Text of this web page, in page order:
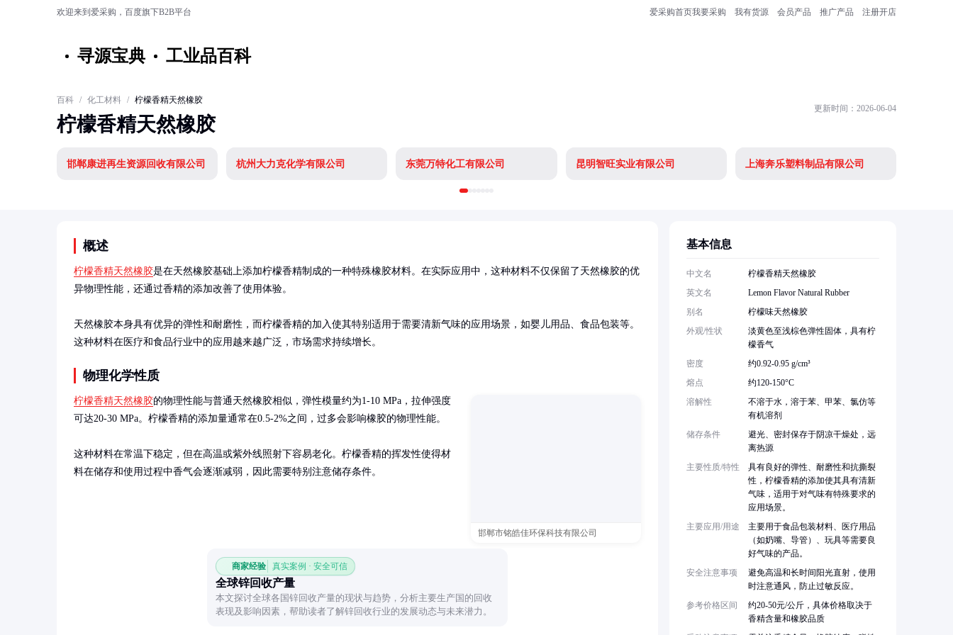
欢迎来到爱采购，百度旗下B2B平台 爱采购首页我要采购 我有货源 会员产品 推广产品 注册开店
寻源宝典 工业品百科
百科 / 化工材料 / 柠檬香精天然橡胶
柠檬香精天然橡胶
更新时间：2026-06-04
邯郸康进再生资源回收有限公司 杭州大力克化学有限公司 东莞万特化工有限公司 昆明智旺实业有限公司 上海奔乐塑料制品有限公司
概述
柠檬香精天然橡胶是在天然橡胶基础上添加柠檬香精制成的一种特殊橡胶材料。在实际应用中，这种材料不仅保留了天然橡胶的优
异物理性能，还通过香精的添加改善了使用体验。
天然橡胶本身具有优异的弹性和耐磨性，而柠檬香精的加入使其特别适用于需要清新气味的应用场景，如婴儿用品、食品包装等。
这种材料在医疗和食品行业中的应用越来越广泛，市场需求持续增长。
物理化学性质
邯郸市铭皓佳环保科技有限公司
柠檬香精天然橡胶的物理性能与普通天然橡胶相似，弹性模量约为1-10 MPa，拉伸强度
可达20-30 MPa。柠檬香精的添加量通常在0.5-2%之间，过多会影响橡胶的物理性能。
这种材料在常温下稳定，但在高温或紫外线照射下容易老化。柠檬香精的挥发性使得材
料在储存和使用过程中香气会逐渐减弱，因此需要特别注意储存条件。
商家经验 真实案例 · 安全可信
全球锌回收产量
本文探讨全球各国锌回收产量的现状与趋势，分析主要生产国的回收
表现及影响因素，帮助读者了解锌回收行业的发展动态与未来潜力。
基本信息
中文名
柠檬香精天然橡胶
英文名
Lemon Flavor Natural Rubber
别名
柠檬味天然橡胶
外观/性状
淡黄色至浅棕色弹性固体，具有柠
檬香气
密度
约0.92-0.95 g/cm³
熔点
约120-150°C
溶解性
不溶于水，溶于苯、甲苯、氯仿等
有机溶剂
储存条件
避光、密封保存于阴凉干燥处，远
离热源
主要性质/特性
具有良好的弹性、耐磨性和抗撕裂
性，柠檬香精的添加使其具有清新
气味，适用于对气味有特殊要求的
应用场景。
主要应用/用途
主要用于食品包装材料、医疗用品
（如奶嘴、导管）、玩具等需要良
好气味的产品。
安全注意事项
避免高温和长时间阳光直射，使用
时注意通风，防止过敏反应。
参考价格区间
约20-50元/公斤，具体价格取决于
香精含量和橡胶品质